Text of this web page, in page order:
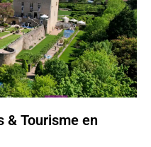
& Tourisme en